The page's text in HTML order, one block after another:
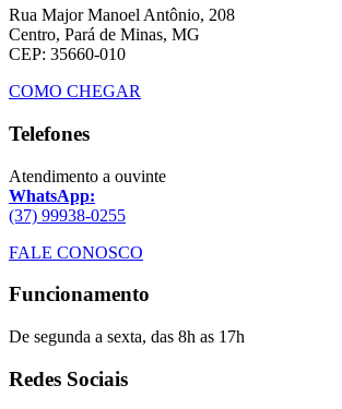
Rua Major Manoel Antônio, 208
Centro, Pará de Minas, MG
CEP: 35660-010
COMO CHEGAR
Telefones
Atendimento a ouvinte
WhatsApp:
(37) 99938-0255
FALE CONOSCO
Funcionamento
De segunda a sexta, das 8h as 17h
Redes Sociais